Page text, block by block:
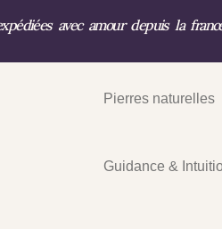
avec amour depuis la
Pierres naturelles
Guidance &